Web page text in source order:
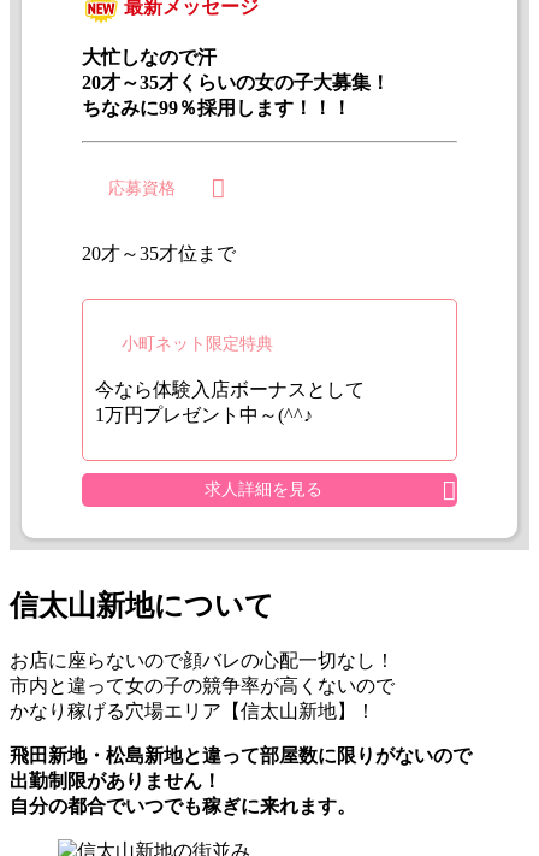
最新メッセージ
大忙しなので汗
20才～35才くらいの女の子大募集！
ちなみに99％採用します！！！
応募資格
20才～35才位まで
小町ネット限定特典
今なら体験入店ボーナスとして
1万円プレゼント中～(^^♪
求人詳細を見る
信太山新地について
お店に座らないので顔バレの心配一切なし！
市内と違って女の子の競争率が高くないので
かなり稼げる穴場エリア【信太山新地】！
飛田新地・松島新地と違って部屋数に限りがないので
出勤制限がありません！
自分の都合でいつでも稼ぎに来れます。